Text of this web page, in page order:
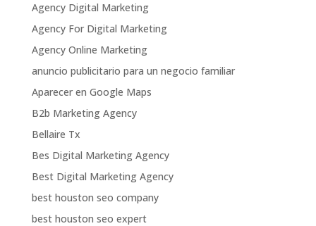
Agency Digital Marketing
Agency For Digital Marketing
Agency Online Marketing
anuncio publicitario para un negocio familiar
Aparecer en Google Maps
B2b Marketing Agency
Bellaire Tx
Bes Digital Marketing Agency
Best Digital Marketing Agency
best houston seo company
best houston seo expert